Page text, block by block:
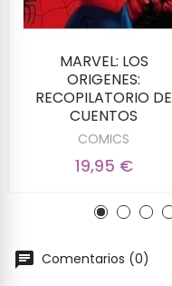
MARVEL: LOS
ORIGENES:
RECOPILATORIO DE
CUENTOS
COMICS
19,95 €
Comentarios (0)